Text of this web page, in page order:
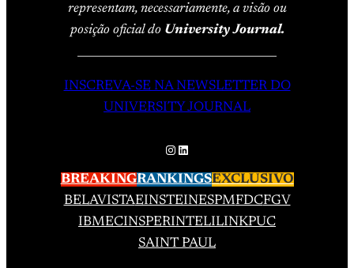
representam, necessariamente, a visão ou
posição oficial do University Journal.
INSCREVA-SE NA NEWSLETTER DO
UNIVERSITY JOURNAL
Instagram
LinkedIn
BREAKINGRANKINGSEXCLUSIVO
BELAVISTAEINSTEINESPMFDCFGV
IBMECINSPERINTELILINKPUC
SAINT PAUL